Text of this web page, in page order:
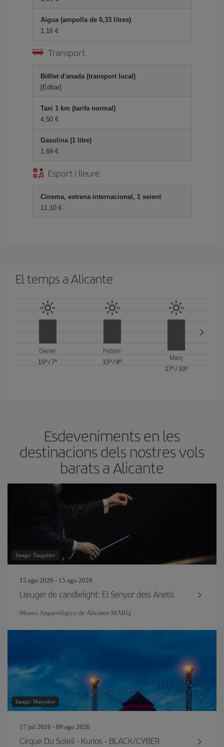
Aigua (ampolla de 0,33 litres)
1,16
Transport
Bitllet d'anada (transport local)
[Editar]
Taxi 1 km (tarifa normal)
4,50
Gasolina (1 litre)
1,69
Esport i lleure
Cinema, estrena internacional, 1 seient
11,10
El temps a Alicante
Gener
15º /7º
Febrer
15º / 8º
Març
17º / 10º
Esdeveniments en les
destinacions dels nostres vols
barats a Alicante
Image: Tsuguliev
15 ago 2026 - 15 ago 2026
Lleuger de candlelight: El Senyor dels Anells
Museo Arqueológico de Alicante MARQ
Image: Maryshot
17 jul 2026 - 09 ago 2026
Cirque Du Soleil - Kurios - BLACK/CYBER